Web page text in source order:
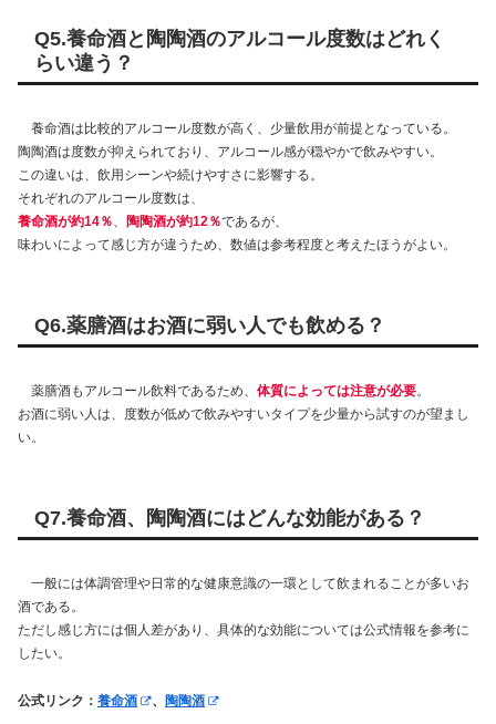
Q5.養命酒と陶陶酒のアルコール度数はどれく
らい違う？
養命酒は比較的アルコール度数が高く、少量飲用が前提となっている。
陶陶酒は度数が抑えられており、アルコール感が穏やかで飲みやすい。
この違いは、飲用シーンや続けやすさに影響する。
それぞれのアルコール度数は、
養命酒が約14％、 陶陶酒が約12％であるが、
味わいによって感じ方が違うため、数値は参考程度と考えたほうがよい。
Q6.薬膳酒はお酒に弱い人でも飲める？
薬膳酒もアルコール飲料であるため、 体質によっては注意が必要。
お酒に弱い人は、度数が低めで飲みやすいタイプを少量から試すのが望まし
い。
Q7.養命酒、陶陶酒にはどんな効能がある？
一般には体調管理や日常的な健康意識の一環として飲まれることが多いお
酒である。
ただし感じ方には個人差があり、具体的な効能については公式情報を参考に
したい。
公式リンク： 養命酒 、 陶陶酒